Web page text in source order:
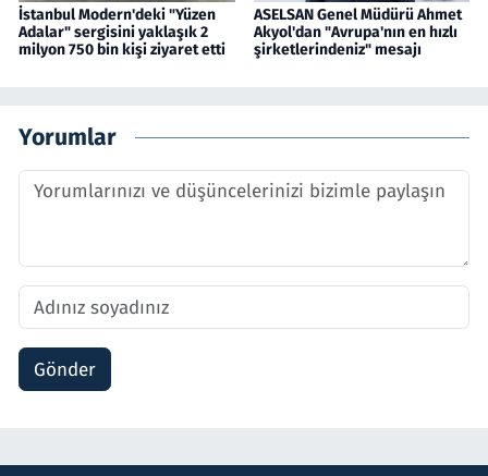
İstanbul Modern'deki "Yüzen
Adalar" sergisini yaklaşık 2
milyon 750 bin kişi ziyaret etti
ASELSAN Genel Müdürü Ahmet
Akyol'dan "Avrupa'nın en hızlı
şirketlerindeniz" mesajı
Yorumlar
Gönder